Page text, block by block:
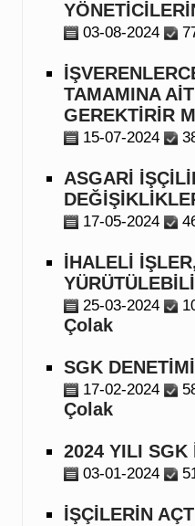
03-08-2024
TAMAMINA
GEREKTİRİR
15-07-2024
ASGARİ
17-05-2024
İHALELİ
25-03-2024
Çolak
SGK
17-02-2024
Çolak
2024 YILI SGK
03-01-2024
İŞÇİLERİN